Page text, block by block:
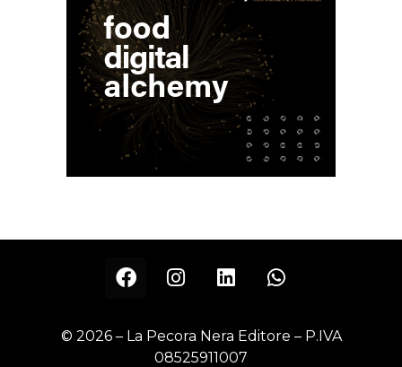
© 2026 – La Pecora Nera Editore – P.IVA
08525911007